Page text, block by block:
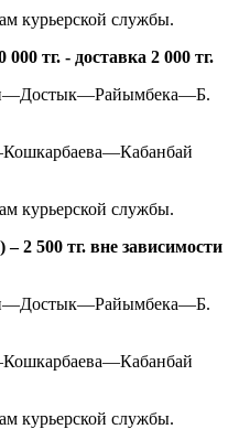
курьерской службы.
тг. - доставка 2 000 тг.
курьерской службы.
– 2 500 тг. вне зависимости
курьерской службы.